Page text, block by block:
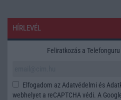
HÍRLEVÉL
Feliratkozás a
Elfogadom az Adatvédelmi és
webhelyet a reCAPTCHA védi. A